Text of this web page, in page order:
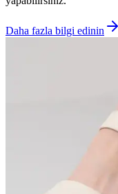
Daha fazla bilgi edinin